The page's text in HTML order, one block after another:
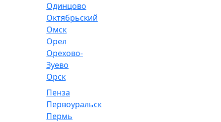
Одинцово
Октябрьский
Омск
Орел
Орехово-
Зуево
Орск
Пенза
Первоуральск
Пермь